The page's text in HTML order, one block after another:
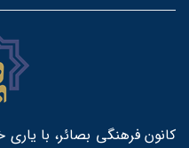
کانون فرهنگی بصائر، با یاری